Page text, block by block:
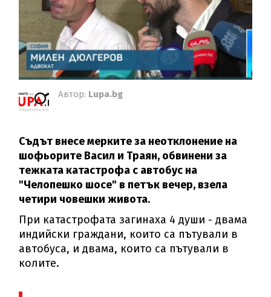
Автор: Lupa.bg
Съдът внесе мерките за неотклонение на
шофьорите Васил и Траян, обвинени за
тежката катастрофа с автобус на
"Челопешко шосе" в петък вечер, взела
четири човешки живота.
При катастрофата загинаха 4 души - двама
индийски граждани, които са пътували в
автобуса, и двама, които са пътували в
колите.